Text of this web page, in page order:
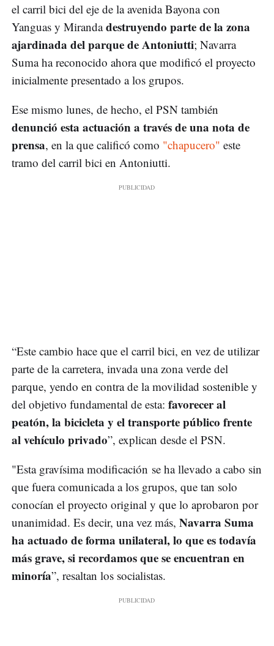
el carril bici del eje de la avenida Bayona con
Yanguas y Mirandadestruyendo parte de la zona
ajardinada del parque de Antoniutti; Navarra
Suma ha reconocido ahora que modificó el proyecto
inicialmente presentado a los grupos.
Ese mismo lunes, de hecho, el PSN también
denunció esta actuación a través de una nota de
prensa, en la que calificó como "chapucero" este
tramo del carril bici en Antoniutti.
“Este cambio hace que el carril bici, en vez de utilizar
parte de la carretera, invada una zona verde del
parque, yendo en contra de la movilidad sostenible y
del objetivo fundamental de esta: favorecer al
peatón, la bicicleta y el transporte público frente
al vehículo privado”, explican desde el PSN.
"Esta gravísima modificación se ha llevado a cabo sin
que fuera comunicada a los grupos, que tan solo
conocían el proyecto original y que lo aprobaron por
unanimidad. Es decir, una vez más, Navarra Suma
ha actuado de forma unilateral, lo que es todavía
más grave, si recordamos que se encuentran en
minoría”, resaltan los socialistas.